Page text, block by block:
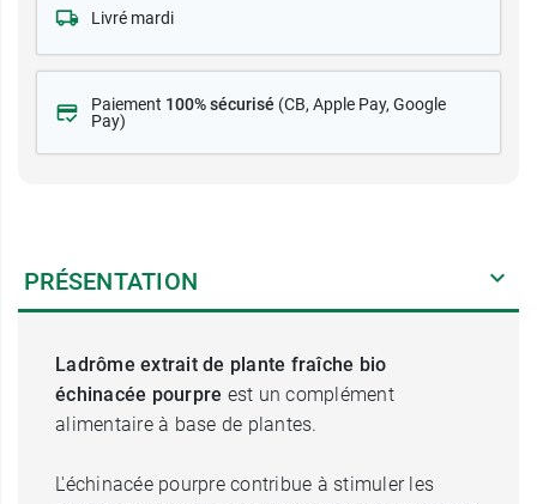
Livré mardi
Paiement 100% sécurisé (CB, Apple Pay, Google
Pay)
PRÉSENTATION
Ladrôme extrait de plante fraîche bio
échinacée pourpre est un complément
alimentaire à base de plantes.
L'échinacée pourpre contribue à stimuler les